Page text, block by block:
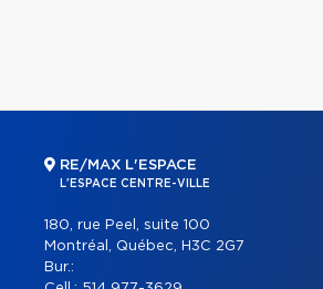
RE/MAX L'ESPACE
L'ESPACE CENTRE-VILLE
180, rue Peel, suite 100
Montréal, Québec, H3C 2G7
Bur.: